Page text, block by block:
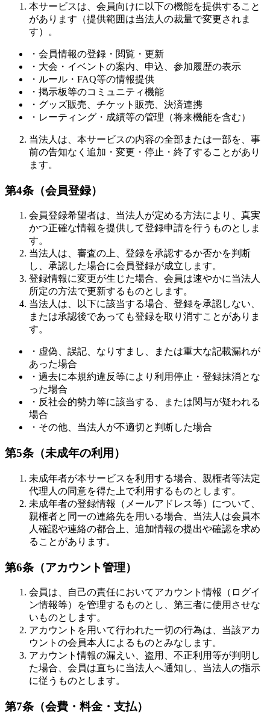
本サービスは、会員向けに以下の機能を提供すること
があります（提供範囲は当法人の裁量で変更されま
す）。
・会員情報の登録・閲覧・更新
・大会・イベントの案内、申込、参加履歴の表示
・ルール・FAQ等の情報提供
・掲示板等のコミュニティ機能
・グッズ販売、チケット販売、決済連携
・レーティング・成績等の管理（将来機能を含む）
当法人は、本サービスの内容の全部または一部を、事
前の告知なく追加・変更・停止・終了することがあり
ます。
第4条（会員登録）
会員登録希望者は、当法人が定める方法により、真実
かつ正確な情報を提供して登録申請を行うものとしま
す。
当法人は、審査の上、登録を承認するか否かを判断
し、承認した場合に会員登録が成立します。
登録情報に変更が生じた場合、会員は速やかに当法人
所定の方法で更新するものとします。
当法人は、以下に該当する場合、登録を承認しない、
または承認後であっても登録を取り消すことがありま
す。
・虚偽、誤記、なりすまし、または重大な記載漏れが
あった場合
・過去に本規約違反等により利用停止・登録抹消とな
った場合
・反社会的勢力等に該当する、または関与が疑われる
場合
・その他、当法人が不適切と判断した場合
第5条（未成年の利用）
未成年者が本サービスを利用する場合、親権者等法定
代理人の同意を得た上で利用するものとします。
未成年者の登録情報（メールアドレス等）について、
親権者と同一の連絡先を用いる場合、当法人は会員本
人確認や連絡の都合上、追加情報の提出や確認を求め
ることがあります。
第6条（アカウント管理）
会員は、自己の責任においてアカウント情報（ログイ
ン情報等）を管理するものとし、第三者に使用させな
いものとします。
アカウントを用いて行われた一切の行為は、当該アカ
ウントの会員本人によるものとみなします。
アカウント情報の漏えい、盗用、不正利用等が判明し
た場合、会員は直ちに当法人へ通知し、当法人の指示
に従うものとします。
第7条（会費・料金・支払）